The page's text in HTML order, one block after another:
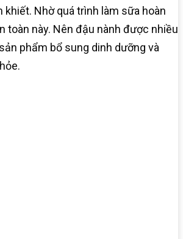
khiết. Nhờ quá trình làm sữa hoàn
toàn này. Nên đậu nành được nhiều
phẩm bổ sung dinh dưỡng và